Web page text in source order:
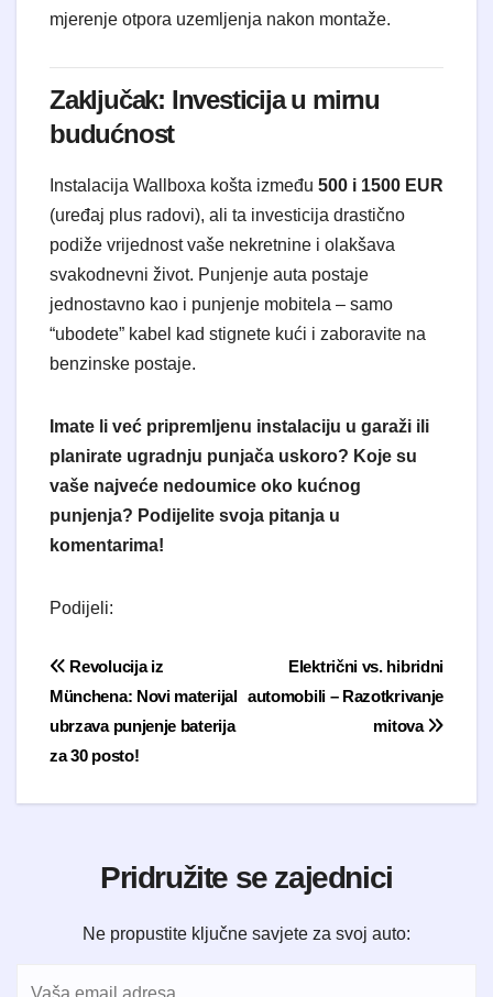
mjerenje otpora uzemljenja nakon montaže.
Zaključak: Investicija u mirnu
budućnost
Instalacija Wallboxa košta između 500 i 1500 EUR
(uređaj plus radovi), ali ta investicija drastično
podiže vrijednost vaše nekretnine i olakšava
svakodnevni život. Punjenje auta postaje
jednostavno kao i punjenje mobitela – samo
“ubodete” kabel kad stignete kući i zaboravite na
benzinske postaje.
Imate li već pripremljenu instalaciju u garaži ili
planirate ugradnju punjača uskoro? Koje su
vaše najveće nedoumice oko kućnog
punjenja? Podijelite svoja pitanja u
komentarima!
Podijeli:
Navigacija objavaElektrični vs. hibridni
automobili – Razotkrivanje
mitova
Revolucija iz
Münchena: Novi materijal
ubrzava punjenje baterija
za 30 posto!
Pridružite se zajednici
Ne propustite ključne savjete za svoj auto: